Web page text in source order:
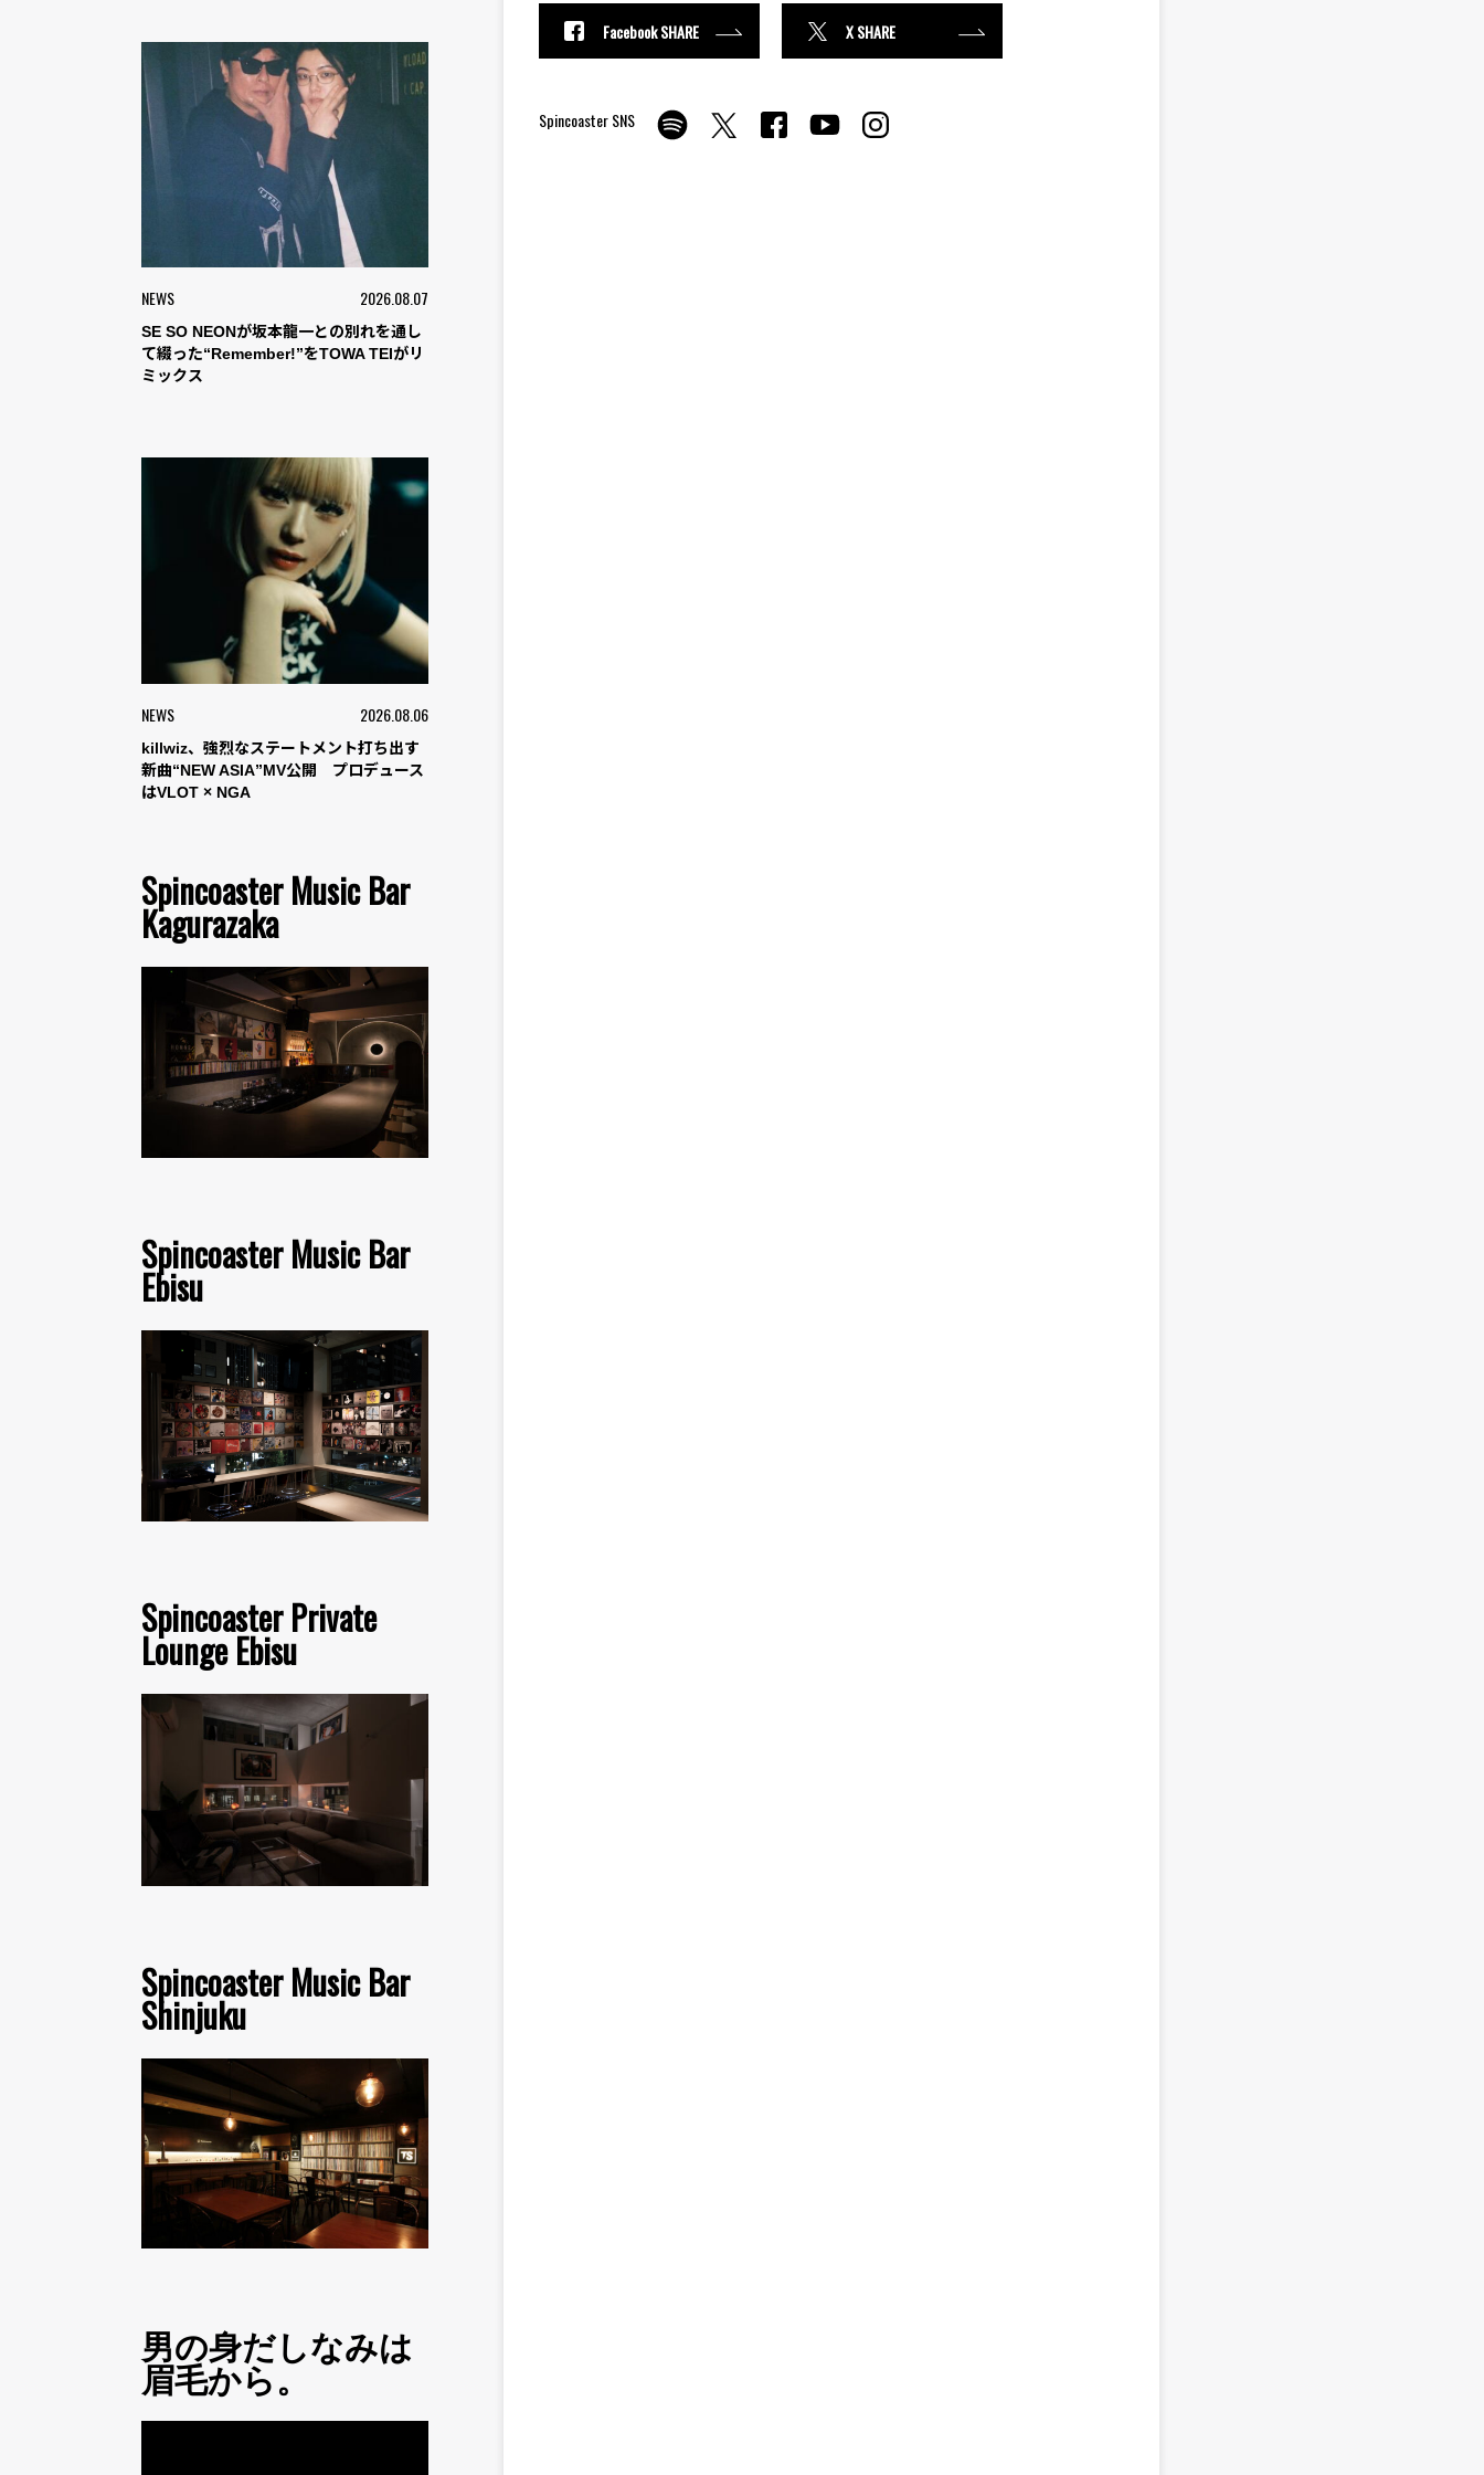
NEWS 2026.08.07
SE SO NEONが坂本龍一との別れを通し
て綴った“Remember!”をTOWA TEIがリ
ミックス
NEWS 2026.08.06
killwiz、強烈なステートメント打ち出す
新曲“NEW ASIA”MV公開 プロデュース
はVLOT × NGA
Spincoaster Music Bar
Kagurazaka
Spincoaster Music Bar
Ebisu
Spincoaster Private
Lounge Ebisu
Spincoaster Music Bar
Shinjuku
男の身だしなみは
眉毛から。
Facebook SHARE X SHARE
Spincoaster SNS